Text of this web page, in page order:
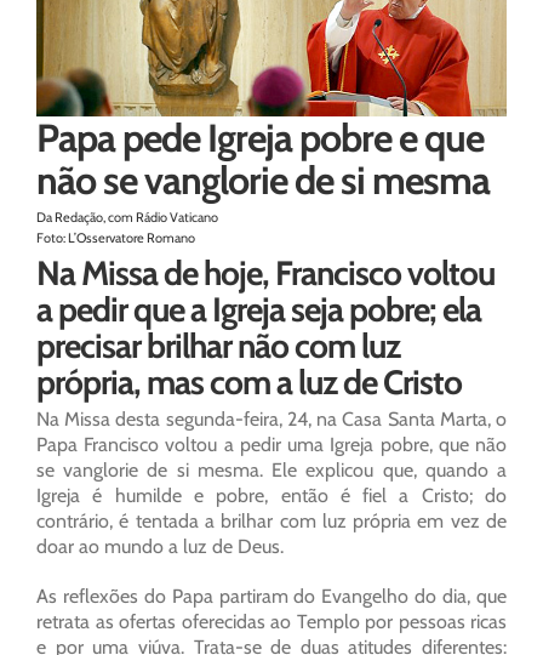
Papa pede Igreja pobre e que
não se vanglorie de si mesma
Da Redação, com Rádio Vaticano
Foto: L’Osservatore Romano
Na Missa de hoje, Francisco voltou
a pedir que a Igreja seja pobre; ela
precisar brilhar não com luz
própria, mas com a luz de Cristo
Na Missa desta segunda-feira, 24, na Casa Santa Marta, o
Papa Francisco voltou a pedir uma Igreja pobre, que não
se vanglorie de si mesma. Ele explicou que, quando a
Igreja é humilde e pobre, então é fiel a Cristo; do
contrário, é tentada a brilhar com luz própria em vez de
doar ao mundo a luz de Deus.
As reflexões do Papa partiram do Evangelho do dia, que
retrata as ofertas oferecidas ao Templo por pessoas ricas
e por uma viúva. Trata-se de duas atitudes diferentes: